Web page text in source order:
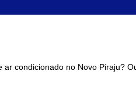
condicionado no Novo Piraju?